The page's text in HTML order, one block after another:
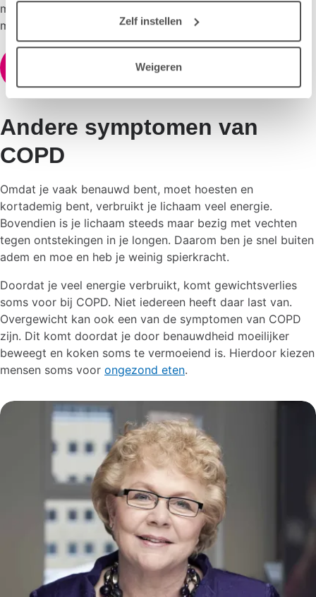
Zelf instellen
Weigeren
meteen of je risico loopt op COPD. Invullen duurt maar 1
minuut.
Doe nu de COPD risicotest
Andere symptomen van
COPD
Omdat je vaak benauwd bent, moet hoesten en
kortademig bent, verbruikt je lichaam veel energie.
Bovendien is je lichaam steeds maar bezig met vechten
tegen ontstekingen in je longen. Daarom ben je snel buiten
adem en moe en heb je weinig spierkracht.
Doordat je veel energie verbruikt, komt gewichtsverlies
soms voor bij COPD. Niet iedereen heeft daar last van.
Overgewicht kan ook een van de symptomen van COPD
zijn. Dit komt doordat je door benauwdheid moeilijker
beweegt en koken soms te vermoeiend is. Hierdoor kiezen
mensen soms voor ongezond eten.